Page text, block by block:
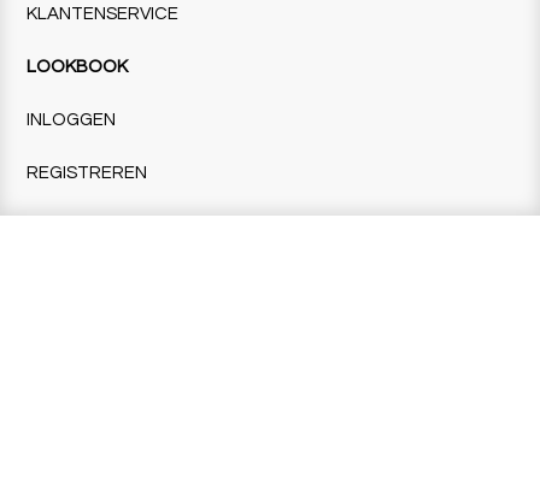
KLANTENSERVICE
LOOKBOOK
INLOGGEN
REGISTREREN